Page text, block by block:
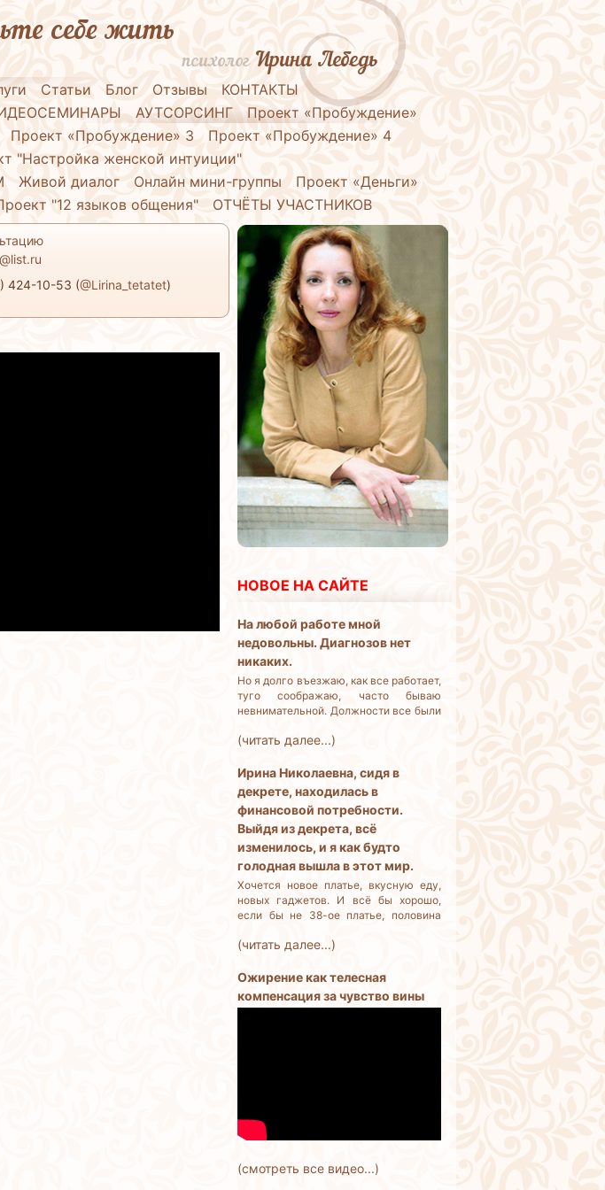
себе жить
психологИрина Лебедь
Статьи Блог Отзывы
КОНТАКТЫ
АУТСОРСИНГ
Проект «Пробуждение»
Проект «Пробуждение» 3
Проект «Пробуждение» 4
"Настройка женской интуиции"
Живой диалог Онлайн мини-группы
Проект «Деньги»
"12 языков общения" ОТЧЁТЫ УЧАСТНИКОВ
424-10-53 (@Lirina_tetatet)
НОВОЕ НА САЙТЕ
На любой работе мной
недовольны. Диагнозов нет
никаких.
Но я долго въезжаю, как все работает,
туго соображаю, часто бываю
невнимательной. Должности все были
нет. Но работать и жить на что-то
(читать далее...)
Ирина Николаевна, сидя в
декрете, находилась в
финансовой потребности.
Выйдя из декрета, всё
изменилось, и я как будто
голодная вышла в этот мир.
Хочется новое платье, вкусную еду,
новых гаджетов. И всё бы хорошо,
если бы не 38-ое платье, половина
много, и не успеваем съедать. Как
человек, но деньги трачу бездумно.
(читать далее...)
Ожирение как телесная
компенсация за чувство вины
(смотреть все видео...)